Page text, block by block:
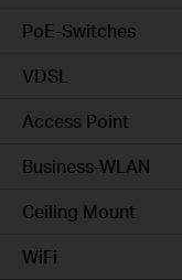
PoE-Switches
VDSL
Access Point
Business-WLAN
Ceiling Mount
WiFi